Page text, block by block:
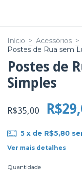
Início > Acessórios >
Postes de Rua sem
Postes de
Simples
R$35,00
5 x de R$5,80
Ver mais detalhes
Quantidade